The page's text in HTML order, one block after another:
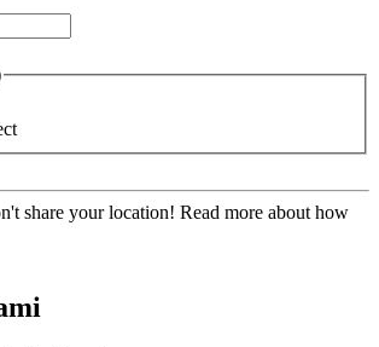
share your location! Read more about how